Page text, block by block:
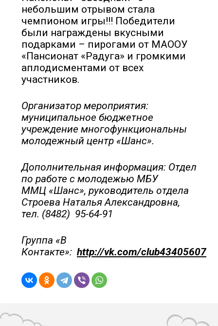
небольшим отрывом стала
чемпионом игры!!! Победители
были награждены вкусными
подарками – пирогами от МАООУ
«Пансионат «Радуга» и громкими
аплодисментами от всех
участников.
Организатор мероприятия:
муниципальное бюджетное
учреждение многофункциональны
молодежный центр «Шанс».
Дополнительная информация: Отдел
по работе с молодежью МБУ
ММЦ «Шанс», руководитель отдела
Строева Наталья Александровна,
тел. (8482) 95-64-91
Группа «В
Контакте»: http://vk.com/club43405607